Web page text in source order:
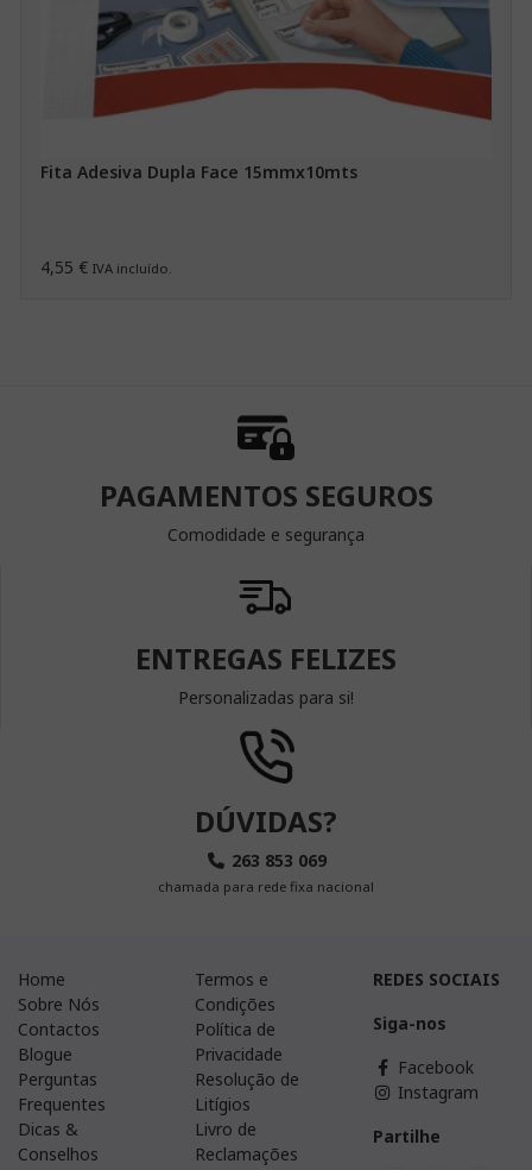
Fita Adesiva Dupla Face 15mmx10mts
4,55 € IVA incluído.
PAGAMENTOS SEGUROS
Comodidade e segurança
ENTREGAS FELIZES
Personalizadas para si!
DÚVIDAS?
263 853 069
chamada para rede fixa nacional
Home
Sobre Nós
Contactos
Blogue
Perguntas
Frequentes
Dicas &
Conselhos
Termos e
Condições
Política de
Privacidade
Resolução de
Litígios
Livro de
Reclamações
REDES SOCIAIS
Siga-nos
Facebook
Instagram
Partilhe